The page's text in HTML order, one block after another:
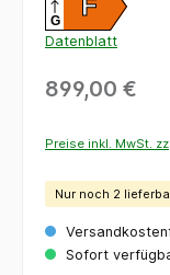
F
G
Datenblatt
899,00 €
Preise inkl. MwSt.
Nur noch 2
Sofort